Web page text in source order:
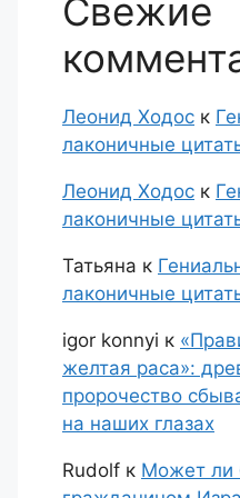
Свежие
Леонид Ходос к
лаконичные
Леонид Ходос к
лаконичные
Татьяна к
лаконичные
igor konnyi к
желтая раса»:
пророчество
на наших глазах
Rudolf к Может ли